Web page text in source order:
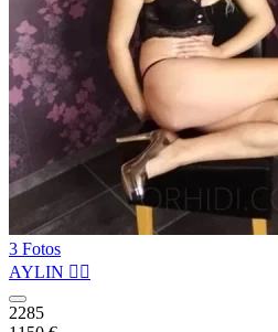
3 Fotos
AYLIN ❤️‍🔥
2285